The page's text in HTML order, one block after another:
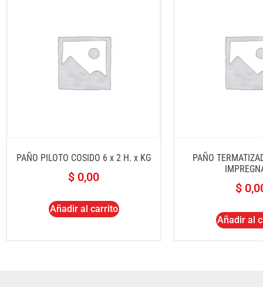
PAÑO PILOTO COSIDO 6 x 2 H. x KG
$ 0,00
Añadir al carrito
PAÑO
$
Añadir al